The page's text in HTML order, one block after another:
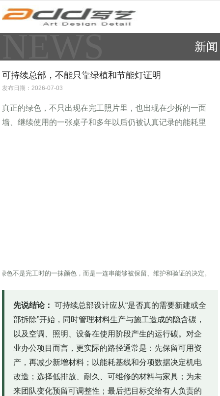
新闻
NEWS
可持续总部，不能只靠绿植和节能灯证明
发布日期：2026-07-03
真正的绿色，不只出现在完工照片里，也出现在少拆的一面
墙、继续使用的一张桌子和多年以后仍被认真记录的能耗里
绿色不是完工时的一抹颜色，而是一连串能够被保留、维护和验证的决定。
先说结论：
可持续总部设计应从“是否真的需要新建或全
部拆除”开始，同时管理材料生产与施工造成的隐含碳，
以及空调、照明、设备在使用阶段产生的运行碳。对企
业办公项目而言，更实际的路径通常是：先保留可用资
产，再减少新增材料；以能耗基线和分项数据决定机电
改造；选择低排放、耐久、可维修的材料与家具；为未
来团队变化预留可调整性；最后把目标交给有人负责的